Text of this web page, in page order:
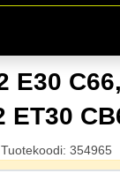
E30
ET30
Tuotekoodi: 354965